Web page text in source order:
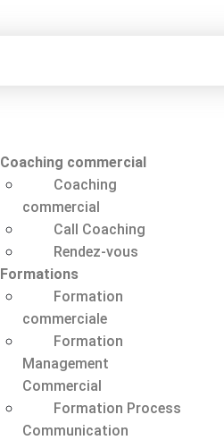
Coaching commercial
Coaching
commercial
Call Coaching
Rendez-vous
Formations
Formation
commerciale
Formation
Management
Commercial
Formation Process
Communication